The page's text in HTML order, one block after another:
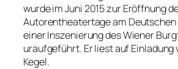
wurde im Juni 2015 zur Eröffnung
Autorentheatertage am
einer Inszenierung des Wiener
uraufgeführt. Er liest auf Einladung
Kegel.